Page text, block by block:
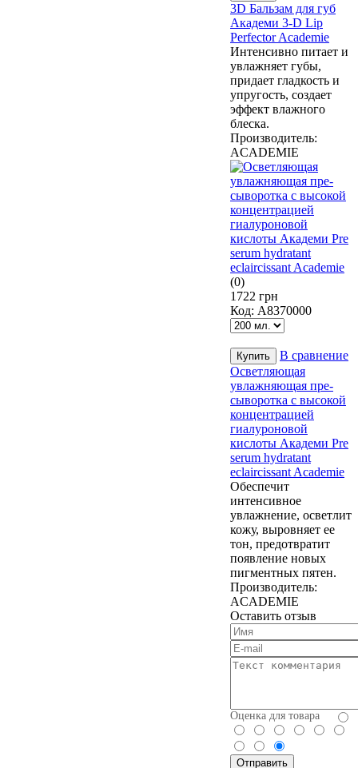
3D Бальзам для губ
Академи 3-D Lip
Perfector Academie
Интенсивно питает и
увлажняет губы,
придает гладкость и
упругость, создает
эффект влажного
блеска.
Производитель:
ACADEMIE
(0)
1722 грн
Код: A8370000
В сравнение
Осветляющая
увлажняющая пре-
сыворотка с высокой
концентрацией
гиалуроновой
кислоты Академи Pre
serum hydratant
eclaircissant Academie
Обеспечит
интенсивное
увлажнение, осветлит
кожу, выровняет ее
тон, предотвратит
появление новых
пигментных пятен.
Производитель:
ACADEMIE
Оставить отзыв
Оценка для товара